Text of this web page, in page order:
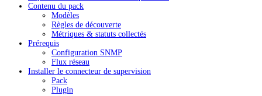
Contenu du pack
Modèles
Règles de découverte
Métriques & statuts collectés
Prérequis
Configuration SNMP
Flux réseau
Installer le connecteur de supervision
Pack
Plugin